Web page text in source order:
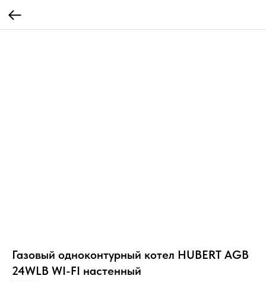
Газовый одноконтурный котел HUBERT AGB
24WLB WI-FI настенный